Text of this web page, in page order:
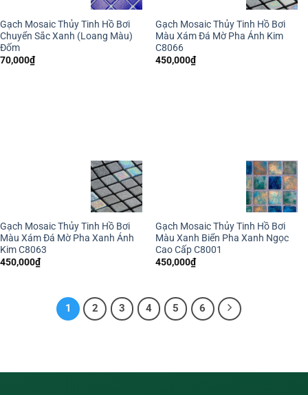
Gạch Mosaic Thủy Tinh Hồ Bơi
Chuyển Sắc Xanh (Loang Màu)
Đốm
70,000₫
Gạch Mosaic Thủy Tinh Hồ Bơi
Màu Xám Đá Mờ Pha Ánh Kim
C8066
450,000₫
Gạch Mosaic Thủy Tinh Hồ Bơi
Màu Xám Đá Mờ Pha Xanh Ánh
Kim C8063
450,000₫
Gạch Mosaic Thủy Tinh Hồ Bơi
Màu Xanh Biển Pha Xanh Ngọc
Cao Cấp C8001
450,000₫
1 2 3 4 5 6